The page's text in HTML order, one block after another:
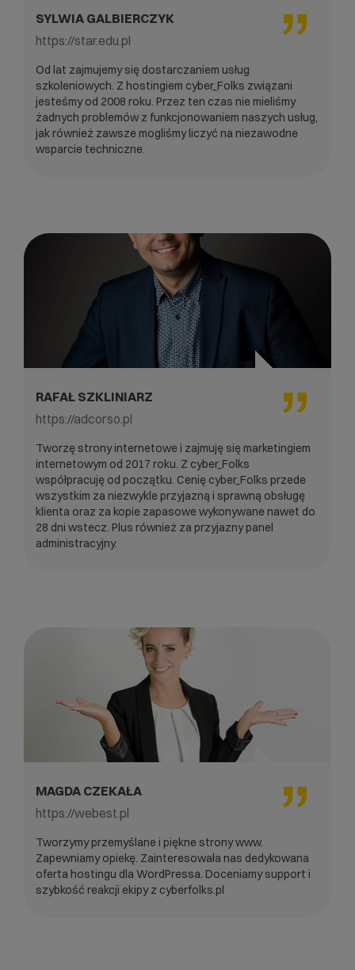
SYLWIA GALBIERCZYK
https://star.edu.pl
Od lat zajmujemy się dostarczaniem usług
szkoleniowych. Z hostingiem cyber_Folks związani
jesteśmy od 2008 roku. Przez ten czas nie mieliśmy
żadnych problemów z funkcjonowaniem naszych usług,
jak również zawsze mogliśmy liczyć na niezawodne
wsparcie techniczne.
RAFAŁ SZKLINIARZ
https://adcorso.pl
Tworzę strony internetowe i zajmuję się marketingiem
internetowym od 2017 roku. Z cyber_Folks
współpracuję od początku. Cenię cyber_Folks przede
wszystkim za niezwykle przyjazną i sprawną obsługę
klienta oraz za kopie zapasowe wykonywane nawet do
28 dni wstecz. Plus również za przyjazny panel
administracyjny.
MAGDA CZEKAŁA
https://webest.pl
Tworzymy przemyślane i piękne strony www.
Zapewniamy opiekę. Zainteresowała nas dedykowana
oferta hostingu dla WordPressa. Doceniamy support i
szybkość reakcji ekipy z cyberfolks.pl